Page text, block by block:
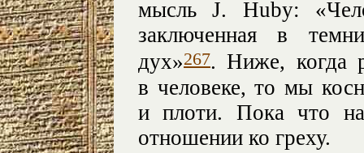
мысль J. Huby:
заключенная в
дух»267. Ниже, когда
в человеке, то мы
и плоти. Пока что
отношении ко греху.